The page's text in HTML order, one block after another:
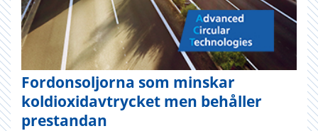
Fordonsoljorna som minskar
koldioxidavtrycket men behåller
prestandan